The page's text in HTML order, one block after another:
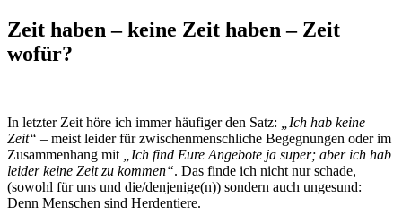
Zeit haben – keine Zeit haben – Zeit
wofür?
In letzter Zeit höre ich immer häufiger den Satz:
„Ich hab keine
Zeit“ – meist leider für zwischenmenschliche Begegnungen oder im
Zusammenhang mit
„Ich find Eure Angebote ja super; aber ich hab
leider keine Zeit zu kommen“. Das finde ich nicht nur schade,
(sowohl für uns und die/denjenige(n)) sondern auch ungesund:
Denn Menschen sind Herdentiere.